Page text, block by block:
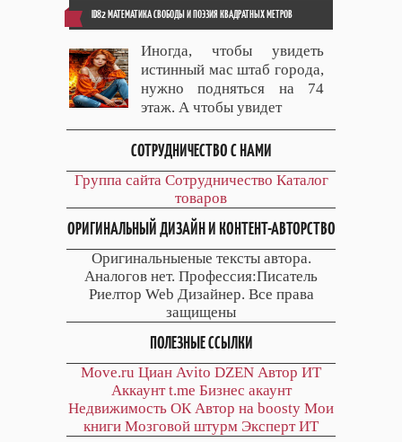
ID82 МАТЕМАТИКА СВОБОДЫ И ПОЭЗИЯ КВАДРАТНЫХ МЕТРОВ
Иногда, чтобы увидеть
истинный мас штаб города,
нужно подняться на 74
этаж. А чтобы увидет
СОТРУДНИЧЕСТВО С НАМИ
Группа сайта Сотрудничество Каталог
товаров
ОРИГИНАЛЬНЫЙ ДИЗАЙН И КОНТЕНТ-АВТОРСТВО
Оригинальныеные тексты автора.
Аналогов нет. Профессия:Писатель
Риелтор Web Дизайнер. Все права
защищены
ПОЛЕЗНЫЕ ССЫЛКИ
Move.ru Циан Avito DZEN Автор ИТ
Аккаунт t.me Бизнес акаунт
Недвижимость ОК Автор на boosty Мои
книги Мозговой штурм Эксперт ИТ